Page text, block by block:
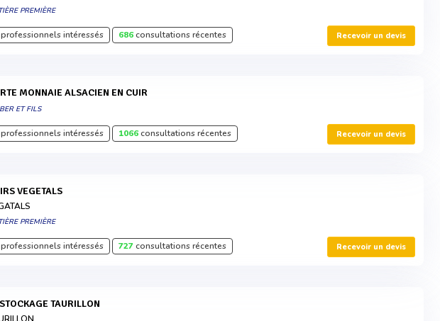
PREMIÈRE
intéressés 686consultations récentes Recevoir un devis
MONNAIE ALSACIEN EN CUIR
ET FILS
intéressés 1066consultations récentes Recevoir un devis
VEGETALS
PREMIÈRE
intéressés 727consultations récentes Recevoir un devis
TAURILLON